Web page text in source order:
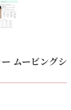
ムービングシ